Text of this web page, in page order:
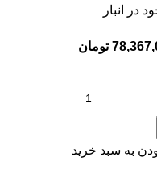
در انبار
تومان
به سبد خرید